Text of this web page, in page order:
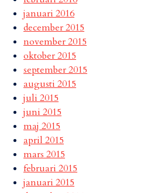
januari 2016
december 2015
november 2015
oktober 2015
september 2015
augusti 2015
juli 2015
juni 2015
maj 2015
april 2015
mars 2015
februari 2015
januari 2015